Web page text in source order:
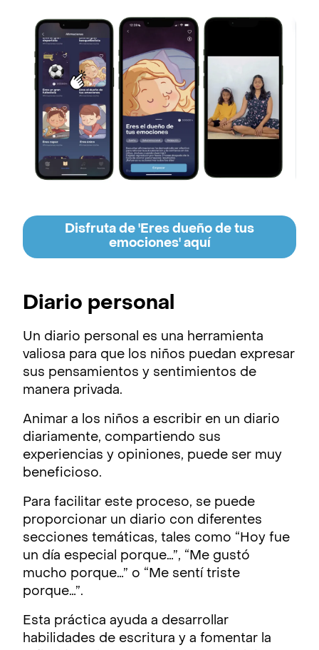
Disfruta de 'Eres dueño de tus
emociones' aquí
Diario personal
Un diario personal es una herramienta
valiosa para que los niños puedan expresar
sus pensamientos y sentimientos de
manera privada.
Animar a los niños a escribir en un diario
diariamente, compartiendo sus
experiencias y opiniones, puede ser muy
beneficioso.
Para facilitar este proceso, se puede
proporcionar un diario con diferentes
secciones temáticas, tales como “Hoy fue
un día especial porque…”, “Me gustó
mucho porque…” o “Me sentí triste
porque…”.
Esta práctica ayuda a desarrollar
habilidades de escritura y a fomentar la